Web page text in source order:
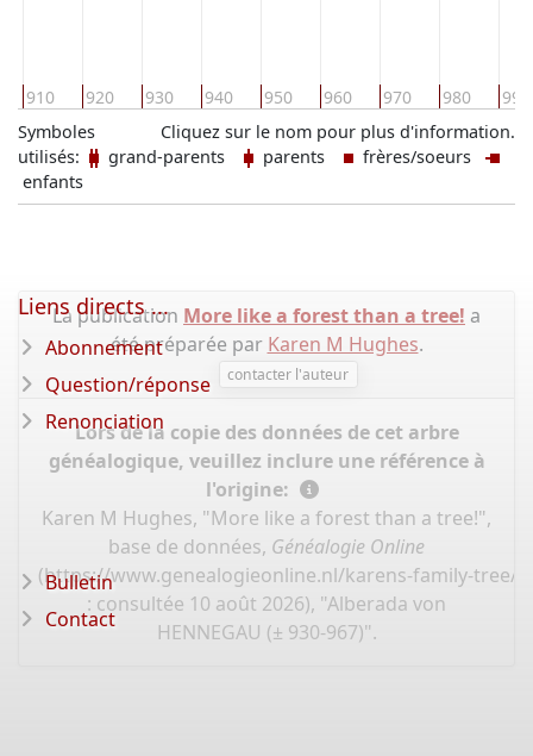
910 920 930 940 950 960 970 980 990
Cliquez sur le nom pour plus d'information.
Symboles
utilisés:
grand-parents parents
frères/soeurs
enfants
La publication More like a forest than a tree! a
été préparée par Karen M Hughes.
contacter l'auteur
Lors de la copie des données de cet arbre
généalogique, veuillez inclure une référence à
l'origine:
Karen M Hughes, "More like a forest than a tree!",
base de données, Généalogie Online
(https://www.genealogieonline.nl/karens-family-tree/
: consultée 10 août 2026), "Alberada von
HENNEGAU (± 930-967)".
Liens directs ...
Abonnement
Question/réponse
Renonciation
Bulletin
Contact